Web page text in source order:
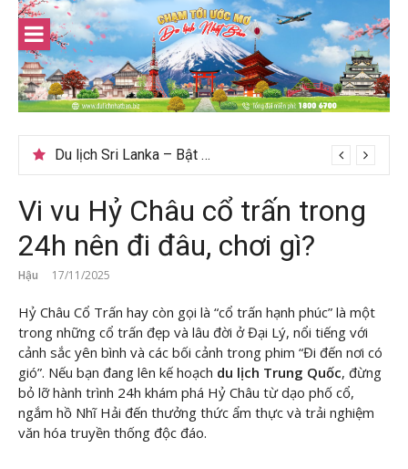
Skip
content
Du lịch Sri Lanka – Bật mí nên đi mùa nào đẹp
Vi vu Hỷ Châu cổ trấn trong
24h nên đi đâu, chơi gì?
Hậu 17/11/2025
Hỷ Châu Cổ Trấn hay còn gọi là “cổ trấn hạnh phúc” là một
trong những cổ trấn đẹp và lâu đời ở Đại Lý, nổi tiếng với
cảnh sắc yên bình và các bối cảnh trong phim “Đi đến nơi có
gió”. Nếu bạn đang lên kế hoạch du lịch Trung Quốc, đừng
bỏ lỡ hành trình 24h khám phá Hỷ Châu từ dạo phố cổ,
ngắm hồ Nhĩ Hải đến thưởng thức ẩm thực và trải nghiệm
văn hóa truyền thống độc đáo.